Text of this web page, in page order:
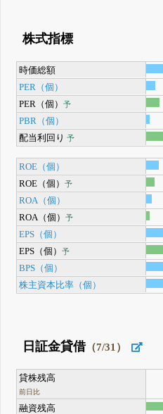
株式指標
時価総額
PER（個）
PER（個）予
PBR（個）
配当利回り 予
ROE（個）
ROE（個）予
ROA（個）
ROA（個）予
EPS（個）
EPS（個）予
BPS（個）
株主資本比率（個）
日証金貸借（7/31）
貸株残高
前日比
融資残高